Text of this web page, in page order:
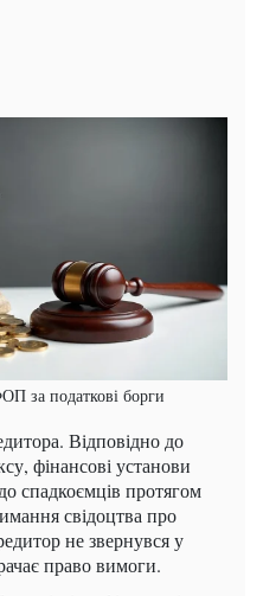
за податкові борги
Відповідно до
фінансові установи
спадкоємців протягом
свідоцтва про
не звернувся у
право вимоги.